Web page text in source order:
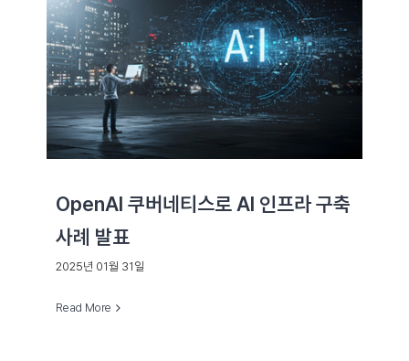
OpenAI 쿠버네티스로 AI 인프라 구축
사례 발표
2025년 01월 31일
Read More